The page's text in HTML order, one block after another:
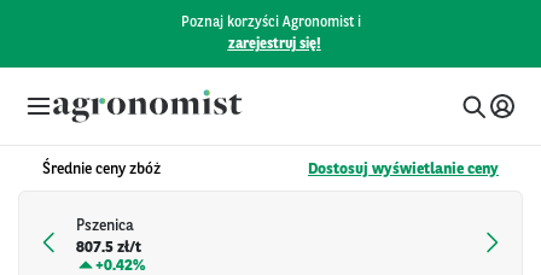
Poznaj korzyści Agronomist i
zarejestruj się!
Średnie ceny zbóż Dostosuj wyświetlanie ceny
Pszenica
807.5 zł/t
+0.42%